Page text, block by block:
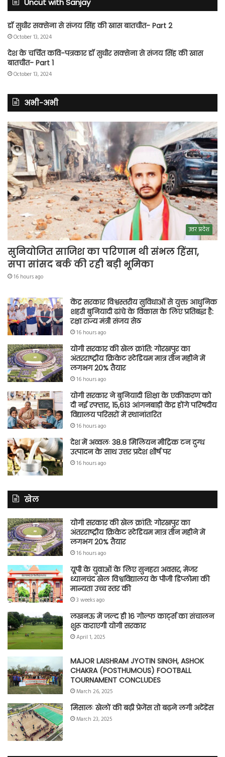
Uncut with Sanjay
डॉ सुधीर सक्सेना से संजय सिंह की खास बातचीत- Part 2
October 13, 2024
देश के चर्चित कवि-पत्रकार डॉ सुधीर सक्सेना से संजय सिंह की खास
बातचीत- Part 1
October 13, 2024
अभी-अभी
उत्तर प्रदेश
सुनियोजित साजिश का परिणाम थी संभल हिंसा,
सपा सांसद बर्क की रही बड़ी भूमिका
16 hours ago
केंद्र सरकार विश्वस्तरीय सुविधाओं से युक्त आधुनिक
शहरी बुनियादी ढांचे के विकास के लिए प्रतिबद्ध है:
रक्षा राज्य मंत्री संजय सेठ
16 hours ago
योगी सरकार की खेल क्रांति: गोरखपुर का
अंतरराष्ट्रीय क्रिकेट स्टेडियम मात्र तीन महीने में
लगभग 20% तैयार
16 hours ago
योगी सरकार ने बुनियादी शिक्षा के एकीकरण को
दी नई रफ्तार, 15,613 आंगनबाड़ी केंद्र होंगे परिषदीय
विद्यालय परिसरों में स्थानांतरित
16 hours ago
देश में अव्वलः 38.8 मिलियन मीट्रिक टन दुग्ध
उत्पादन के साथ उत्तर प्रदेश शीर्ष पर
16 hours ago
खेल
योगी सरकार की खेल क्रांति: गोरखपुर का
अंतरराष्ट्रीय क्रिकेट स्टेडियम मात्र तीन महीने में
लगभग 20% तैयार
16 hours ago
यूपी के युवाओं के लिए सुनहरा अवसर, मेजर
ध्यानचंद खेल विश्वविद्यालय के पीजी डिप्लोमा की
मान्यता उच्च स्तर की
3 weeks ago
लखनऊ में जल्द ही 16 गोल्फ कार्ट्स का संचालन
शुरू कराएगी योगी सरकार
April 1, 2025
MAJOR LAISHRAM JYOTIN SINGH, ASHOK
CHAKRA (POSTHUMOUS) FOOTBALL
TOURNAMENT CONCLUDES
March 26, 2025
मिसालः खेलों की बढ़ी प्रेजेंस तो बढ़ने लगी अटेंडेंस
March 23, 2025